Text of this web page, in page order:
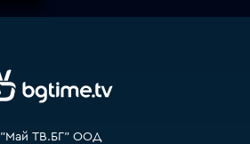
"Май ТВ.БГ" ООД